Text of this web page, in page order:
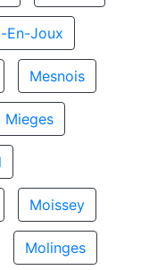
En-Joux
Mesnois
Mieges
Moissey
Molinges